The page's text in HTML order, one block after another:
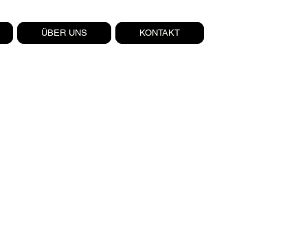
ÜBER UNS KONTAKT